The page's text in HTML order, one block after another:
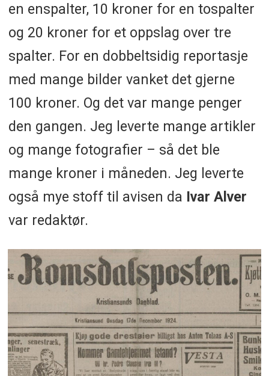
en enspalter, 10 kroner for en tospalter
og 20 kroner for et oppslag over tre
spalter. For en dobbeltsidig reportasje
med mange bilder vanket det gjerne
100 kroner. Og det var mange penger
den gangen. Jeg leverte mange artikler
og mange fotografier – så det ble
mange kroner i måneden. Jeg leverte
også mye stoff til avisen da Ivar Alver
var redaktør.